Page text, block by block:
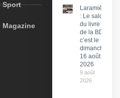
Sport
Magazine
Laramière
: Le salon
du livre et
de la BD,
c’est le
dimanche
16 août
2026
9 août
2026